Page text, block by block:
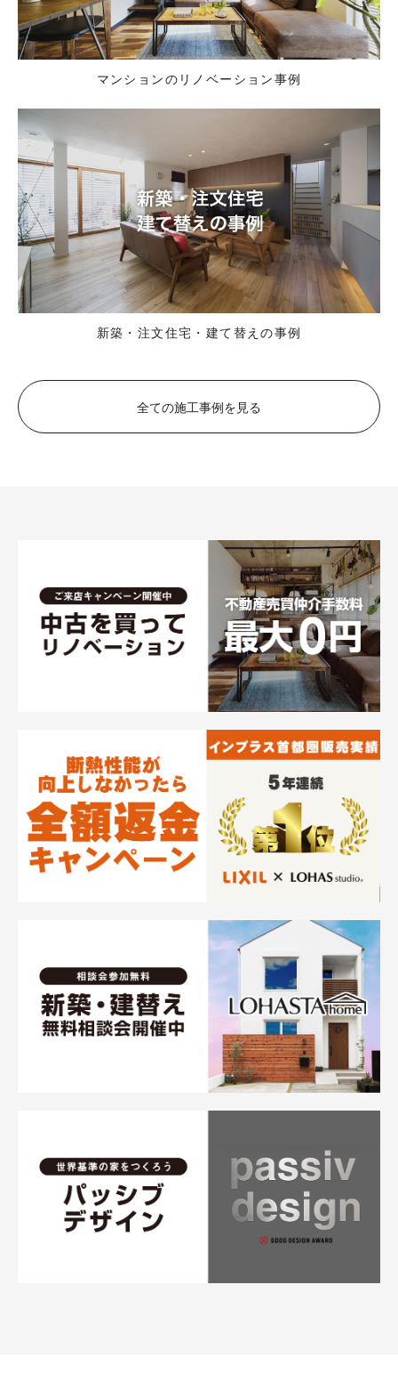
マンションのリノベーション事例
新築・注文住宅・建て替えの事例
全ての施工事例を見る